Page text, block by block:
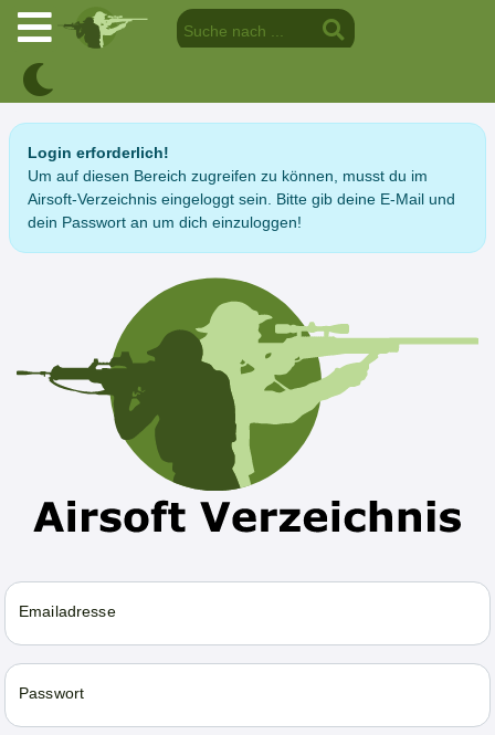
Login erforderlich!
Um auf diesen Bereich zugreifen zu können, musst du im
Airsoft-Verzeichnis eingeloggt sein. Bitte gib deine E-Mail und
dein Passwort an um dich einzuloggen!
Emailadresse
Passwort